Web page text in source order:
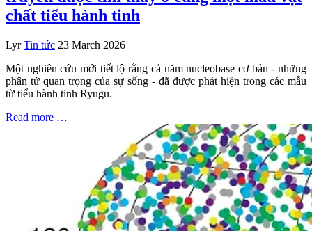
chất tiểu hành tinh
Lyr Tin tức 23 March 2026
Một nghiên cứu mới tiết lộ rằng cả năm nucleobase cơ bản - những
phân tử quan trọng của sự sống - đã được phát hiện trong các mẫu
từ tiểu hành tinh Ryugu.
Read more …